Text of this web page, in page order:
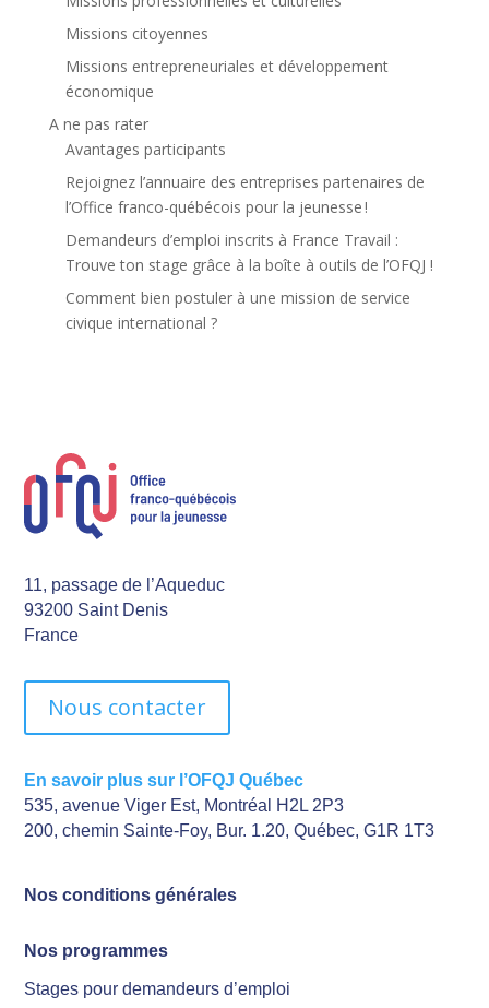
Missions citoyennes
Missions entrepreneuriales et développement
économique
A ne pas rater
Avantages participants
Rejoignez l’annuaire des entreprises partenaires de
l’Office franco-québécois pour la jeunesse !
Demandeurs d’emploi inscrits à France Travail :
Trouve ton stage grâce à la boîte à outils de l’OFQJ !
Comment bien postuler à une mission de service
civique international ?
11, passage de l’Aqueduc
93200 Saint Denis
France
Nous contacter
En savoir plus sur l’OFQJ Québec
535, avenue Viger Est, Montréal H2L 2P3
200, chemin Sainte-Foy, Bur. 1.20, Québec, G1R 1T3
Nos conditions générales
Nos programmes
Stages pour demandeurs d’emploi